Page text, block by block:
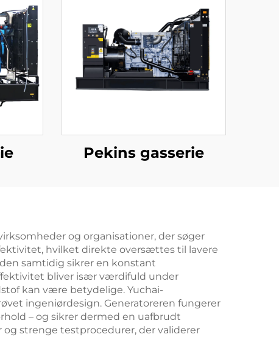
Pekins gasserie
og organisationer, der søger
hvilket direkte oversættes til lavere
samtidig sikrer en konstant
bliver især værdifuld under
kan være betydelige. Yuchai-
ingeniørdesign. Generatoreren fungerer
– og sikrer dermed en uafbrudt
strenge testprocedurer, der validerer